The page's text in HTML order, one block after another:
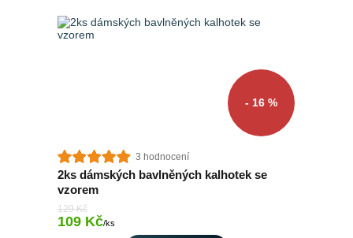
- 16 %
3 hodnocení
2ks dámských bavlněných kalhotek se
vzorem
129 Kč
109 Kč/ks